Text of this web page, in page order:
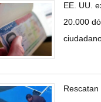
EE. UU.
20.000